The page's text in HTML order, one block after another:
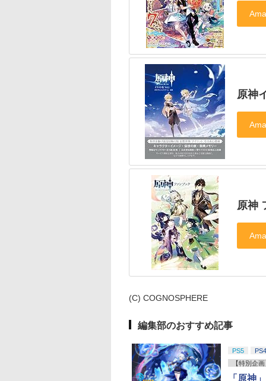
原神
原神
(C) COGNOSPHERE
編集部のおすすめ記事
PS5
PS4
【特別企
「原神